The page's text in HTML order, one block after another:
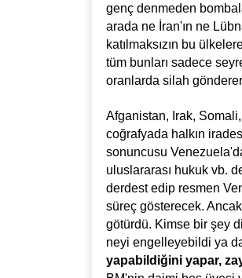
genç denmeden
arada ne İran'ın ne
katılmaksızın bu
tüm bunları sadece
oranlarda silah
Afganistan, Irak,
coğrafyada halkın
sonuncusu
uluslararası hukuk vb.
derdest edip resmen
süreç gösterecek.
götürdü. Kimse bir şey
neyi engelleyebildi ya
yapabildiğini yapar,